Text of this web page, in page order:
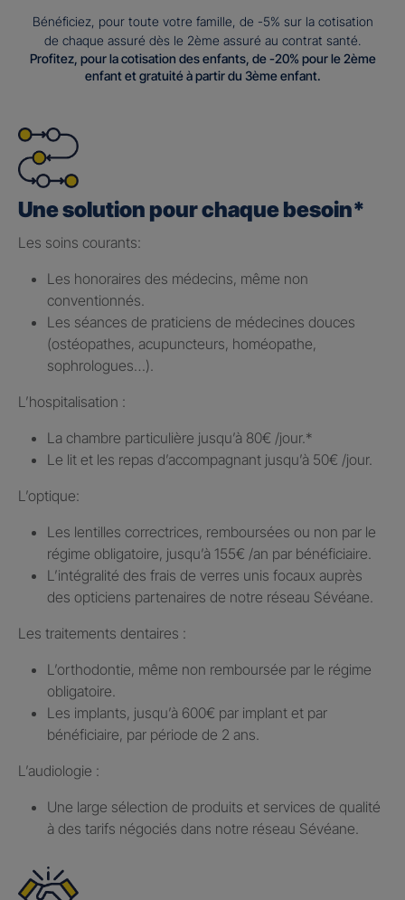
Bénéficiez, pour toute votre famille, de -5% sur la cotisation
de chaque assuré dès le 2ème assuré au contrat santé.
Profitez, pour la cotisation des enfants, de -20% pour le 2ème
enfant et gratuité à partir du 3ème enfant.
Une solution pour chaque besoin*
Les soins courants: ​
Les honoraires des médecins, même non
conventionnés.​
Les séances de praticiens de médecines douces
(ostéopathes, acupuncteurs, homéopathe,
sophrologues…).​
L’hospitalisation : ​
La chambre particulière jusqu’à 80€ /jour.​*
Le lit et les repas d’accompagnant jusqu’à 50€ /jour.​
L’optique:
Les lentilles correctrices, remboursées ou non par le
régime obligatoire, jusqu’à 155€ /an par bénéficiaire.​
L’intégralité des frais de verres unis focaux auprès
des opticiens partenaires de notre réseau Sévéane.​
Les traitements dentaires : ​
L’orthodontie, même non remboursée par le régime
obligatoire.​
Les implants, jusqu’à 600€ par implant et par
bénéficiaire, par période de 2 ans.
L’audiologie :
Une large sélection de produits et services de qualité
à des tarifs négociés dans notre réseau Sévéane.